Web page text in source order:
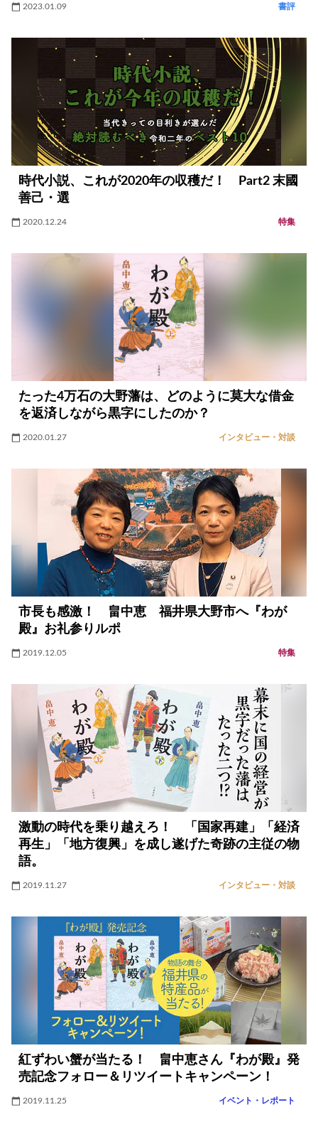
2023.01.09 書評
時代小説、これが2020年の収穫だ！ Part2 末國
善己・選
2020.12.24 特集
たった4万石の大野藩は、どのように莫大な借金
を返済しながら黒字にしたのか？
2020.01.27 インタビュー・対談
市長も感激！ 畠中恵 福井県大野市へ『わが
殿』お礼参りルポ
2019.12.05 特集
激動の時代を乗り越えろ！ 「国家再建」「経済
再生」「地方復興」を成し遂げた奇跡の主従の物
語。
2019.11.27 インタビュー・対談
紅ずわい蟹が当たる！ 畠中恵さん『わが殿』発
売記念フォロー＆リツイートキャンペーン！
2019.11.25 イベント・レポート